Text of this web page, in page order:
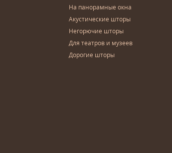
На панорамные окна
Акустические шторы
Негорючие шторы
Для театров и музеев
Дорогие шторы